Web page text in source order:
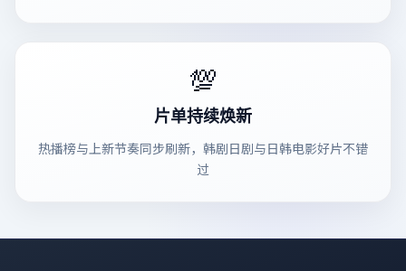
💯
片单持续焕新
热播榜与上新节奏同步刷新，韩剧日剧与日韩电影好片不错
过